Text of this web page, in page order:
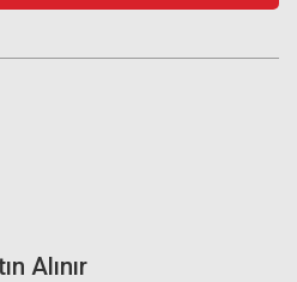
Alınır